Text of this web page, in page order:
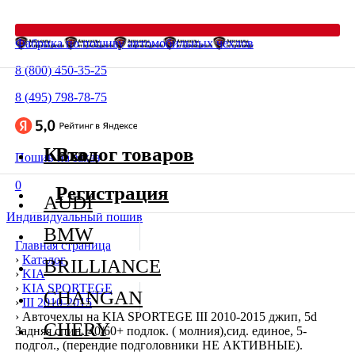
Фабрика по пошиву автомобильных чехлов
8 (800) 450-35-25
8 (495) 798-78-75
Пошив на заказ
0
Индивидуальный пошив
Главная страница
› Каталог
› KIA
› KIA SPORTEGE
› III 2010-2015
› Авточехлы на KIA SPORTEGE III 2010-2015 джип, 5d
Задняя спин. 40/60+ подлок. ( молния),сид. единое, 5-
подгол., (перендие подголовники НЕ АКТИВНЫЕ).
Каталог товаров
AUDI
BMW
BRILLIANCE
CHANGAN
CHERY
Вход
Регистрация